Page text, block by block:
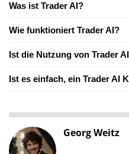
Was ist Trader AI?
Wie funktioniert Trader AI?
Ist die Nutzung von Trader
Ist es einfach, ein Trader AI
Georg Weitz